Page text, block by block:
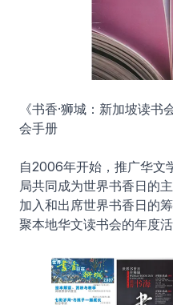
《书香·狮城：新加坡读
会手册
自2006年开始，推广华文
局共同成为世界书香日的
加入和出席世界书香日的
聚本地华文读书会的年度活